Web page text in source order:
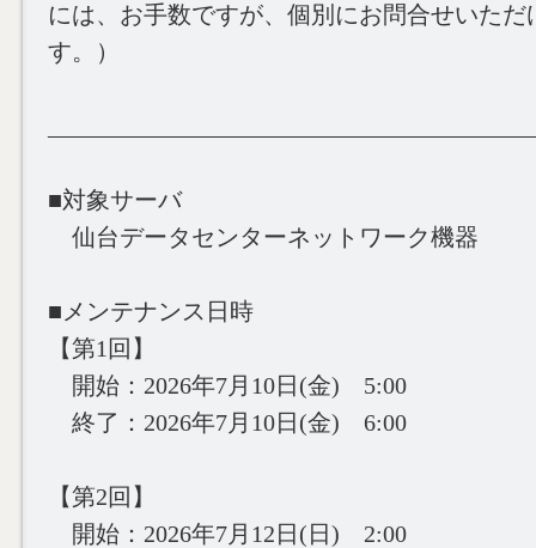
には、お手数ですが、個別にお問合せいただ
す。）
■対象サーバ
仙台データセンターネットワーク機器
■メンテナンス日時
【第1回】
開始：2026年7月10日(金) 5:00
終了：2026年7月10日(金) 6:00
【第2回】
開始：2026年7月12日(日) 2:00